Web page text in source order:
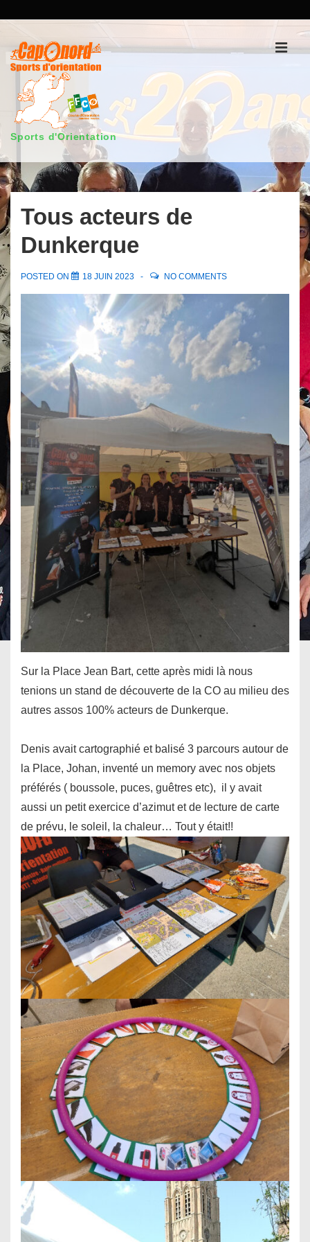
contenu
principal
Sports d'Orientation
Main
Navigation
Tous acteurs de
Dunkerque
POSTED ON 18 JUIN 2023 NO COMMENTS
Sur la Place Jean Bart, cette après midi là nous
tenions un stand de découverte de la CO au milieu des
autres assos 100% acteurs de Dunkerque.
Denis avait cartographié et balisé 3 parcours autour de
la Place, Johan, inventé un memory avec nos objets
préférés ( boussole, puces, guêtres etc), il y avait
aussi un petit exercice d’azimut et de lecture de carte
de prévu, le soleil, la chaleur… Tout y était!!